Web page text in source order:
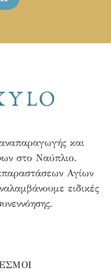
και
στο Ναύπλιο.
Αγίων
ειδικές